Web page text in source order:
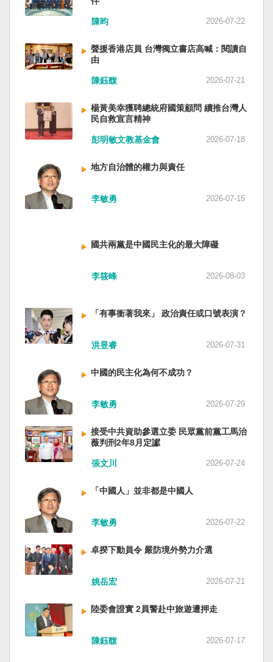
家。 一九四五年八一五，台灣人在祖國的迷惘與
迷障中做了錯誤的選擇，不只造成台灣集體命運
的台灣，要走向新歷史，珍惜台灣自己的條件，
好好建構我們尚未正常化的國家。台灣是小而
美、豐裕而堅強，在太平洋西南海域，一個閃亮
意收拾「中華民國」這個你們立鑄為繼承之國碑
銘的國號，台灣也會尊重歷史，對殘餘中國做歷
史的了結，寫下句點。生活在台灣的人們應共同
起造一個對「中國」不構成侵權的新國家，開啟
（作者是詩人）
與日本都會投入軍事力量協助救援。國軍與日本
自衛隊在大型災害時能提供人力、運輸、工程與
防、搜救與緊急醫療體系；地方政府負責整體應
變與資源調度，警察則協助交通管制、秩序維護
與災區管理。真正成熟的防災制度，需要的是整
期推動全民防災教育與社區演練，值得台灣參
考。但學習日本並非照搬制度，而是思考如何建
立符合台灣社會條件的防災文化。 防災的目的，
不只是讓人民在災害中生存下來，更是在災害發
的防災制度，不是要求人民只能服從撤離命令，
而是讓人民相信：當他們離開家園時，公共制度
會接住他們。
陳昀 2026-07-22
聲援香港店員 台灣獨立書店高喊：閱讀自
由
陳鈺馥 2026-07-21
楊黃美幸獲聘總統府國策顧問 續推台灣人
民自救宣言精神
彭明敏文教基金會 2026-07-18
地方自治體的權力與責任
李敏勇 2026-07-15
國共兩黨是中國民主化的最大障礙
李筱峰 2026-08-03
「有事衝著我來」 政治責任或口號表演？
洪昱睿 2026-07-31
中國的民主化為何不成功？
李敏勇 2026-07-29
接受中共資助參選立委 民眾黨前黨工馬治
薇判刑2年8月定讞
張文川 2026-07-24
「中國人」並非都是中國人
李敏勇 2026-07-22
卓揆下動員令 嚴防境外勢力介選
姚岳宏 2026-07-21
陸委會證實 2員警赴中旅遊遭押走
陳鈺馥 2026-07-17